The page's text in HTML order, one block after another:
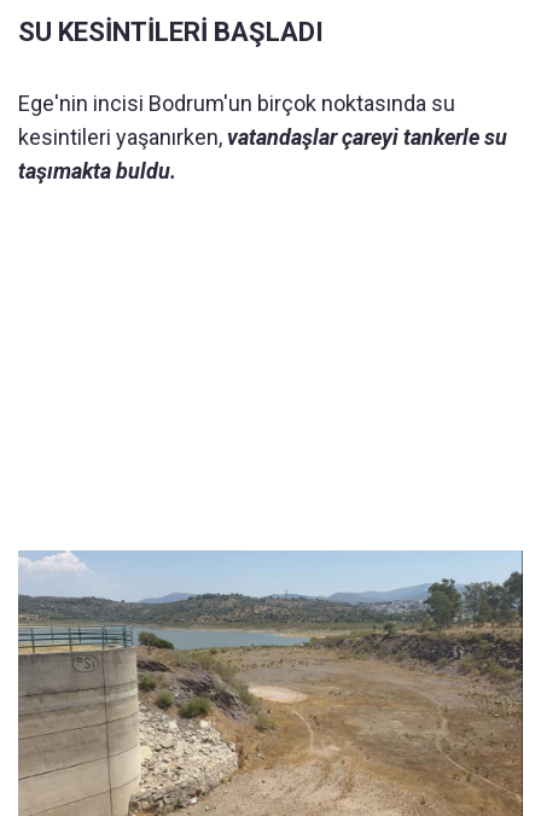
SU KESİNTİLERİ BAŞLADI
Ege'nin incisi Bodrum'un birçok noktasında su
kesintileri yaşanırken,vatandaşlar çareyi tankerle su
taşımakta buldu.